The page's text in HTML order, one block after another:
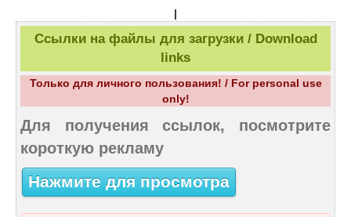
|
Ссылки на файлы для загрузки / Download
links
Только для личного пользования! / For personal use
only!
Для получения ссылок, посмотрите
короткую рекламу
Нажмите для просмотра